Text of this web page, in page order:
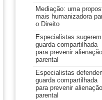
Mediação: uma
mais humanizadora
o Direito
Especialistas sugerem
guarda compartilhada
para prevenir alienação
parental
Especialistas
guarda compartilhada
para prevenir alienação
parental